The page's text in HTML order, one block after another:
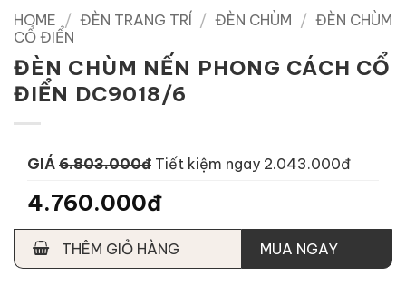
HOME / ĐÈN TRANG TRÍ / ĐÈN CHÙM / ĐÈN CHÙM
CỔ ĐIỂN
ĐÈN CHÙM NẾN PHONG CÁCH CỔ
ĐIỂN DC9018/6
GIÁ 6.803.000đ Tiết kiệm ngay 2.043.000đ
4.760.000đ
THÊM GIỎ HÀNG MUA NGAY